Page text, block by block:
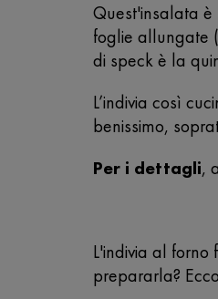
Quest'insalata è
foglie allungate
di speck è la
L’indivia così
benissimo,
Per i dettagli,
L'indivia al
prepararla?